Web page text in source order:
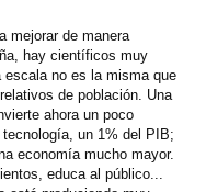
mejorar de manera
hay científicos muy
no es la misma que
de población. Una
ahora un poco
un 1% del PIB;
economía mucho mayor.
educa al público...